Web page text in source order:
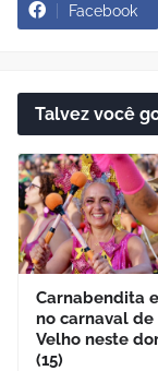
Facebook
Talvez você
Carnabendita
no carnaval de
Velho neste
(15)